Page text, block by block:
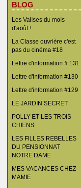
BLOG
Les Valises du mois
d'août !
La Classe ouvrière c'est
pas du cinéma #18
Lettre d'information # 131
Lettre d'information #130
Lettre d'information #129
LE JARDIN SECRET
POLLY ET LES TROIS
CHIENS
LES FILLES REBELLES
DU PENSIONNAT
NOTRE DAME
MES VACANCES CHEZ
MAMIE